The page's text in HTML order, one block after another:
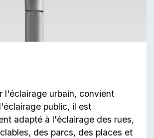
l'éclairage urbain, convient
public, il est
adapté à l'éclairage des rues,
des parcs, des places et